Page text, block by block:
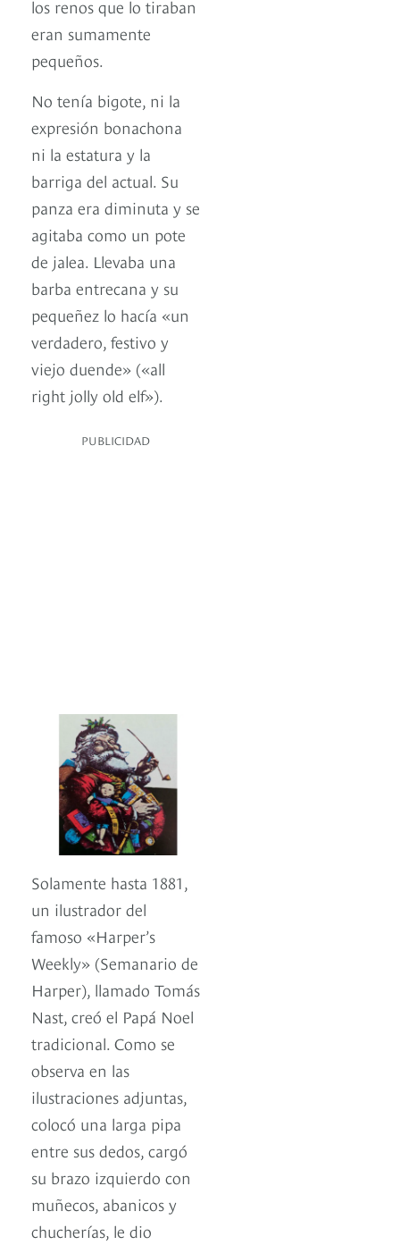
los renos que lo tiraban
eran sumamente
pequeños.
No tenía bigote, ni la
expresión bonachona
ni la estatura y la
barriga del actual. Su
panza era diminuta y se
agitaba como un pote
de jalea. Llevaba una
barba entrecana y su
pequeñez lo hacía «un
verdadero, festivo y
viejo duende» («all
right jolly old elf»).
PUBLICIDAD
Solamente hasta 1881,
un ilustrador del
famoso «Harper’s
Weekly» (Semanario de
Harper), llamado Tomás
Nast, creó el Papá Noel
tradicional. Como se
observa en las
ilustraciones adjuntas,
colocó una larga pipa
entre sus dedos, cargó
su brazo izquierdo con
muñecos, abanicos y
chucherías, le dio